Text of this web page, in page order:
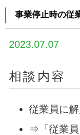
事業停止時の従
2023.07.07
相談内容
従業員に
⇒「従業員